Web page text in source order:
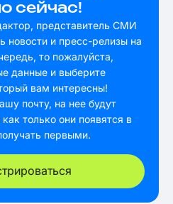
сейчас!
представитель СМИ
новости и пресс-релизы на
то пожалуйста,
данные и выберите
вам интересны!
почту, на нее будут
только они появятся в
первыми.